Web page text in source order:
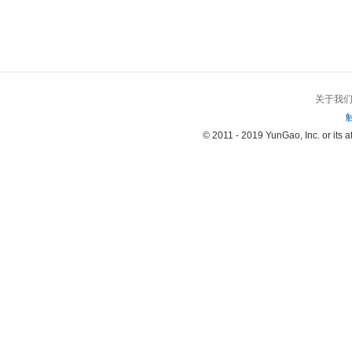
关于我们
© 2011 - 2019 YunGao, Inc. or its